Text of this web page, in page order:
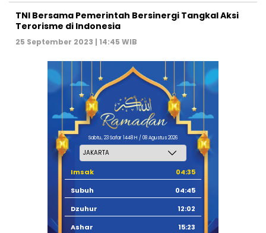
TNI Bersama Pemerintah Bersinergi Tangkal Aksi
Terorisme di Indonesia
25 September 2023 | 14:45 WIB
Sabtu, 23 Safar 1448 H / 08 Agustus 2026
Imsak
04:35
Subuh
04:45
Dzuhur
12:02
Ashar
15:23